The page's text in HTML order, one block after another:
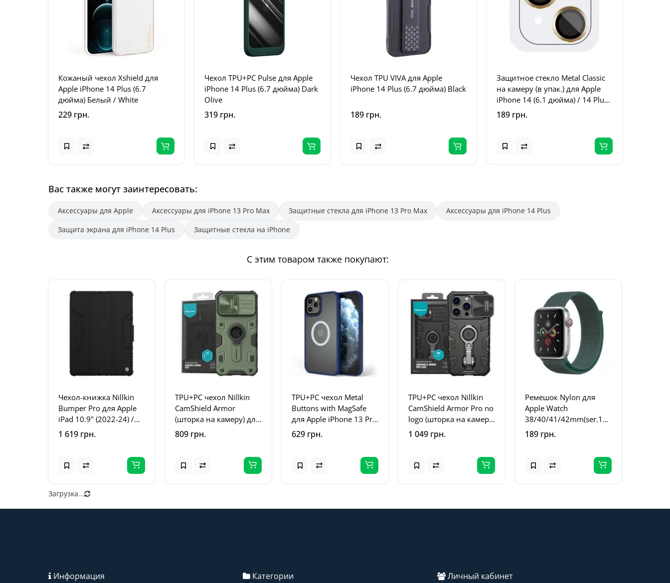
Кожаный чехол Xshield для
Apple iPhone 14 Plus (6.7
дюйма) Белый / White
229 грн.
Чехол TPU+PC Pulse для Apple
iPhone 14 Plus (6.7 дюйма) Dark
Olive
319 грн.
Чехол TPU VIVA для Apple
iPhone 14 Plus (6.7 дюйма) Black
189 грн.
Защитное стекло Metal Classic
на камеру (в упак.) для Apple
iPhone 14 (6.1 дюйма) / 14 Plus
(6.7 дюйма) Золотой / Gold
189 грн.
Вас также могут заинтересовать:
Аксессуары для Apple Аксессуары для iPhone 13 Pro Max Защитные стекла для iPhone 13 Pro Max
Аксессуары для iPhone 14 Plus
Защита экрана для iPhone 14 Plus
Защитные стекла на iPhone
С этим товаром также покупают:
Чехол-книжка Nillkin
Bumper Pro для Apple
iPad 10.9" (2022-24) /
11" (A16) 2025 Black
1 619 грн.
TPU+PC чехол Nillkin
CamShield Armor
(шторка на камеру) для
Apple iPhone 15 Pro Max
(6.7 дюйма) Зеленый
809 грн.
TPU+PC чехол Metal
Buttons with MagSafe
для Apple iPhone 13 Pro
Max (6.7 дюйма) Синий
629 грн.
TPU+PC чехол Nillkin
CamShield Armor Pro no
logo (шторка на камеру)
для Apple iPhone 14 Pro
Max Черный
1 049 грн.
Ремешок Nylon для
Apple Watch
38/40/41/42mm(ser.10)
Зеленый / Pine green
189 грн.
Загрузка...
Информация Категории Личный кабинет